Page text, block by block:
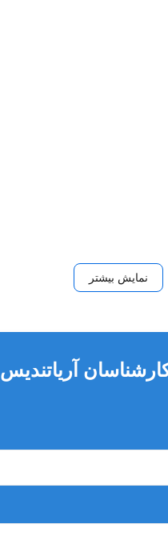
نمایش بیشتر
آریاتندیس